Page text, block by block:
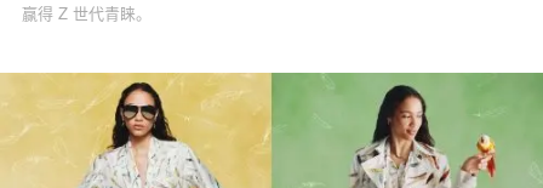
赢得 Z 世代青睐。